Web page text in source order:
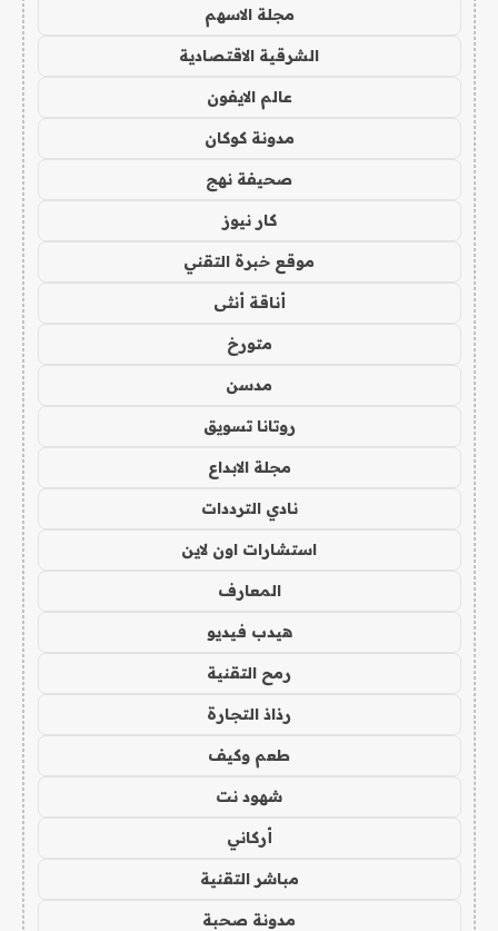
مجلة الاسهم
الشرقية الاقتصادية
عالم الايفون
مدونة كوكان
صحيفة نهج
كار نيوز
موقع خبرة التقني
أناقة أنثى
متورخ
مدسن
روتانا تسويق
مجلة الابداع
نادي الترددات
استشارات اون لاين
المعارف
هيدب فيديو
رمح التقنية
رذاذ التجارة
طعم وكيف
شهود نت
أركاني
مباشر التقنية
مدونة صحبة